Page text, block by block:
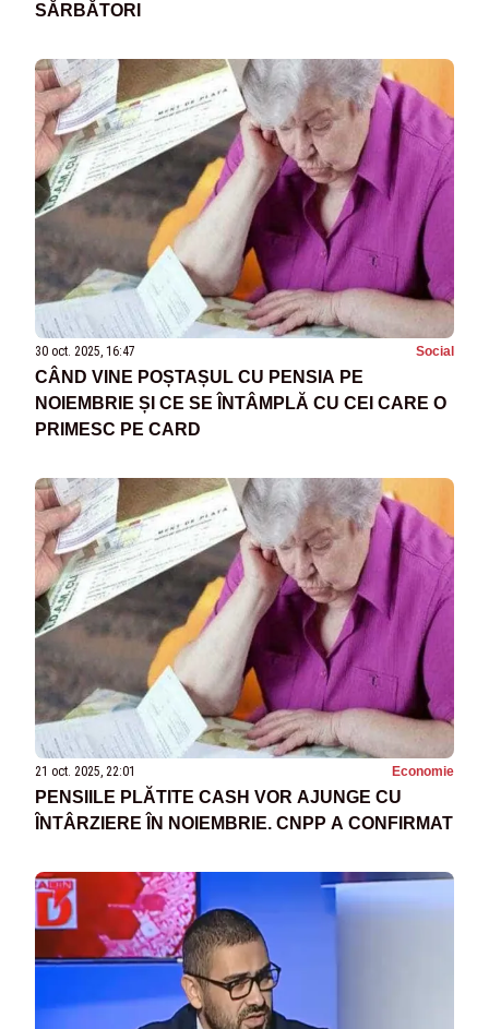
SĂRBĂTORI
30 oct. 2025, 16:47 Social
CÂND VINE POȘTAȘUL CU PENSIA PE
NOIEMBRIE ȘI CE SE ÎNTÂMPLĂ CU CEI CARE O
PRIMESC PE CARD
21 oct. 2025, 22:01 Economie
PENSIILE PLĂTITE CASH VOR AJUNGE CU
ÎNTÂRZIERE ÎN NOIEMBRIE. CNPP A CONFIRMAT